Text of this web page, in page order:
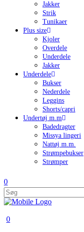
Jakker
Strik
Tunikaer
Plus size
Kjoler
Overdele
Underdele
Jakker
Underdele
Bukser
Nederdele
Leggins
Shorts/capri
Undertøj m.m
Badedragter
Missya lingeri
Nattøj m.m.
Strømpebukser
Strømper
0
0